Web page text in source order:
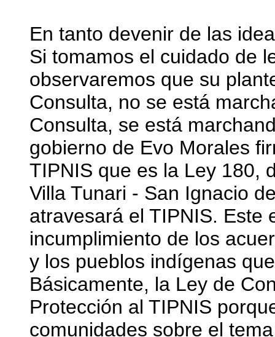
En tanto devenir de las
Si tomamos el cuidado de
observaremos que su
Consulta, no se está
Consulta, se está
gobierno de Evo Morales
TIPNIS que es la Ley 180,
Villa Tunari - San Ignacio
atravesará el TIPNIS. Este
incumplimiento de los
y los pueblos indígenas
Básicamente, la Ley de
Protección al TIPNIS
comunidades sobre el